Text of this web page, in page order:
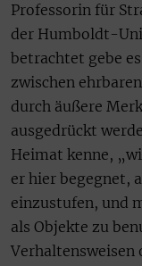
Professorin für
der Humboldt-
betrachtet gebe
zwischen
durch äußere
ausgedrückt
Heimat kenne,
er hier begegnet,
einzustufen, und
als Objekte zu
Verhaltensweisen